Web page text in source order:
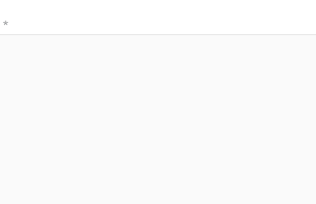
*